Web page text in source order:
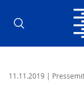
11.11.2019 |